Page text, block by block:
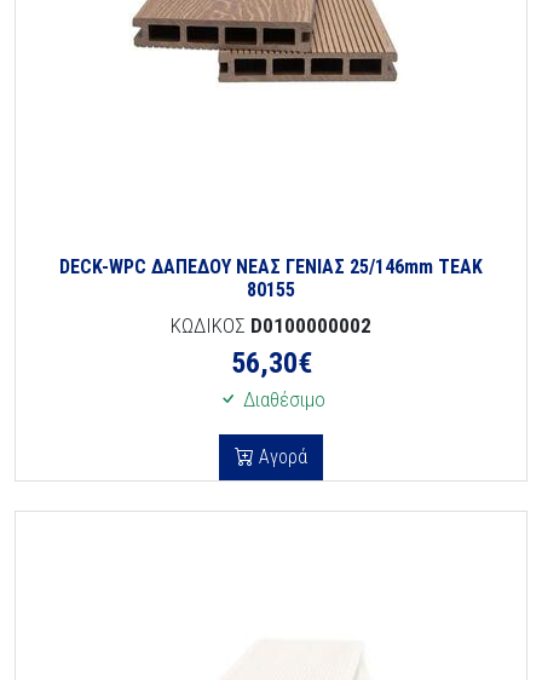
DECK-WPC ΔΑΠΕΔΟΥ ΝΕΑΣ ΓΕΝΙΑΣ 25/146mm TEAK
80155
ΚΩΔΙΚΟΣ D0100000002
56,30€
Διαθέσιμο
Αγορά